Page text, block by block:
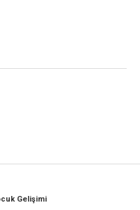
Gelişimi